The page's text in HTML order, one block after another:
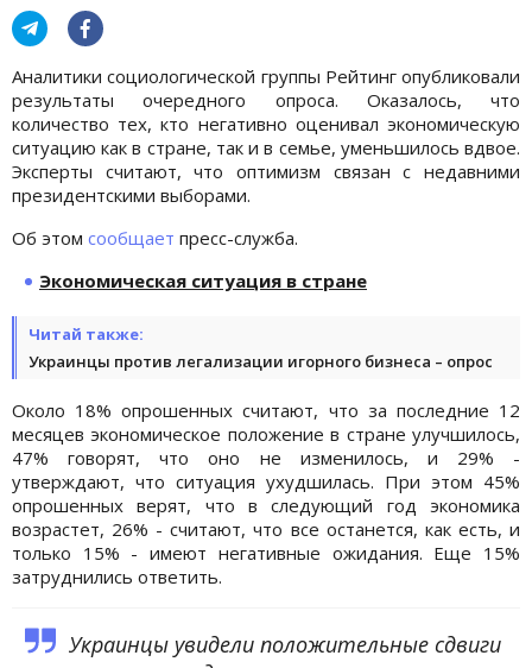
Аналитики социологической группы Рейтинг опубликовали
результаты очередного опроса. Оказалось, что
количество тех, кто негативно оценивал экономическую
ситуацию как в стране, так и в семье, уменьшилось вдвое.
Эксперты считают, что оптимизм связан с недавними
президентскими выборами.
Об этом сообщает пресс-служба.
Экономическая ситуация в стране
Читай также:
Украинцы против легализации игорного бизнеса – опрос
Около 18% опрошенных считают, что за последние 12
месяцев экономическое положение в стране улучшилось,
47% говорят, что оно не изменилось, и 29% -
утверждают, что ситуация ухудшилась. При этом 45%
опрошенных верят, что в следующий год экономика
возрастет, 26% - считают, что все останется, как есть, и
только 15% - имеют негативные ожидания. Еще 15%
затруднились ответить.
Украинцы увидели положительные сдвиги